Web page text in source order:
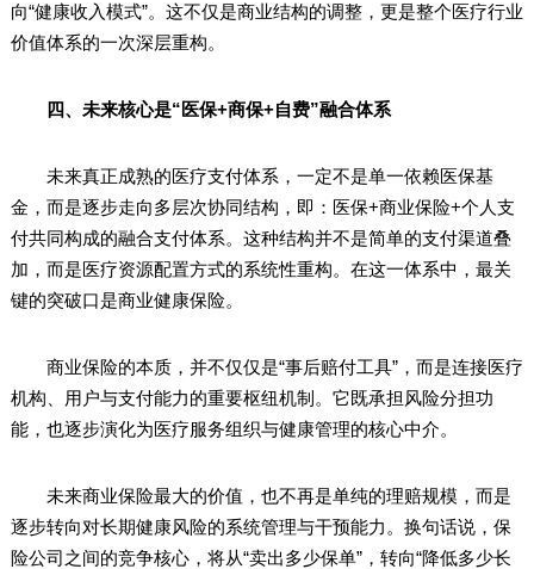
向“健康收入模式”。这不仅是商业结构的调整，更是整个医疗行业
价值体系的一次深层重构。
四、未来核心是“医保+商保+自费”融合体系
未来真正成熟的医疗支付体系，一定不是单一依赖医保基
金，而是逐步走向多层次协同结构，即：医保+商业保险+个人支
付共同构成的融合支付体系。这种结构并不是简单的支付渠道叠
加，而是医疗资源配置方式的系统性重构。在这一体系中，最关
键的突破口是商业健康保险。
商业保险的本质，并不仅仅是“事后赔付工具”，而是连接医疗
机构、用户与支付能力的重要枢纽机制。它既承担风险分担功
能，也逐步演化为医疗服务组织与健康管理的核心中介。
未来商业保险最大的价值，也不再是单纯的理赔规模，而是
逐步转向对长期健康风险的系统管理与干预能力。换句话说，保
险公司之间的竞争核心，将从“卖出多少保单”，转向“降低多少长